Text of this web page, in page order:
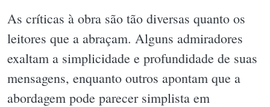
As críticas à obra são tão diversas quanto os
leitores que a abraçam. Alguns admiradores
exaltam a simplicidade e profundidade de suas
mensagens, enquanto outros apontam que a
abordagem pode parecer simplista em